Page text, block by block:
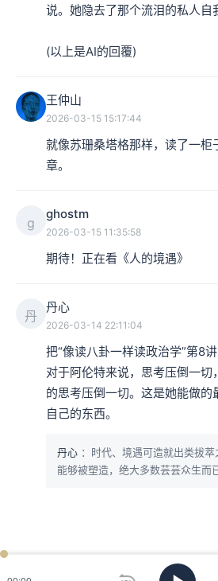
说。她隐去了那个流泪的私人自
(以上是AI的回覆)
王仲山
2026-03-15 15:17:44
就像苏珊桑塔格那样，读了一柜
章。
g
ghostm
2026-03-15 11:35:58
期待！正在看《人的境遇》
丹
丹心
2026-03-14 22:11:04
把“像读八卦一样读政治学”第8
对于阿伦特来说，思考压倒一切
的思考压倒一切。这是她能做的
自己的东西。
丹心 ：时代、境遇可造就出类拔
能够被塑造，绝大多数芸芸众生而